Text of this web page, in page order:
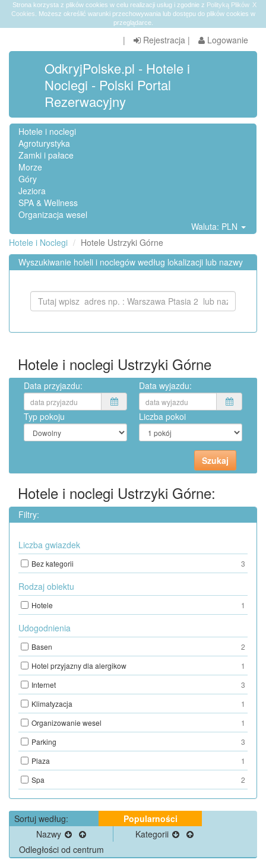
X
Strona korzysta z plików cookies w celu realizacji usług i zgodnie z Polityką Plików
Cookies . Możesz określić warunki przechowywania lub dostępu do plików cookies w
przeglądarce.
| Rejestracja | Logowanie
OdkryjPolske.pl - Hotele i
Noclegi - Polski Portal
Rezerwacyjny
Hotele i noclegi
Agroturystyka
Zamki i pałace
Morze
Góry
Jeziora
SPA & Wellness
Organizacja wesel
Waluta: PLN
Hotele i Noclegi
Hotele Ustrzyki Górne
Wyszukiwanie holeli i noclegów według lokalizacji lub nazwy
Hotele i noclegi Ustrzyki Górne
Data przyjazdu: Data wyjazdu:
Typ pokoju Liczba pokoi
Hotele i noclegi Ustrzyki Górne:
Filtry:
Liczba gwiazdek
Bez kategorii 3
Rodzaj obiektu
Hotele 1
Udogodnienia
Basen
2
Hotel przyjazny dla alergikow
1
Internet
3
Klimatyzacja
1
Organizowanie wesel
1
Parking
3
Plaza
1
Spa
2
Sortuj według:
Popularności
Nazwy
Kategorii
Odległości od centrum